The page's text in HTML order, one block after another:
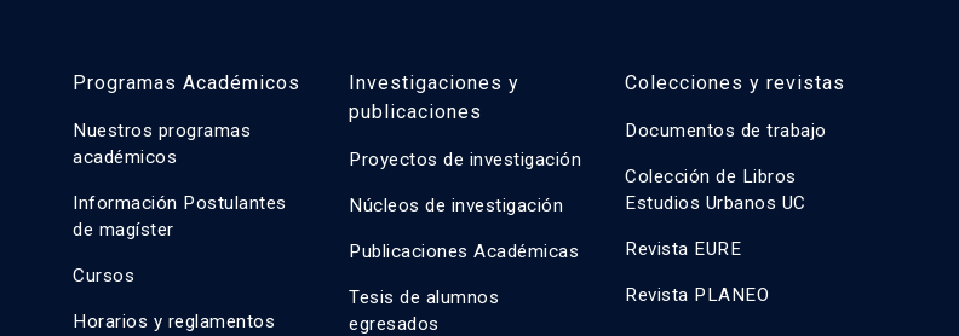
Programas Académicos
Nuestros programas
académicos
Información Postulantes
de magíster
Cursos
Horarios y reglamentos
Investigaciones y
publicaciones
Proyectos de investigación
Núcleos de investigación
Publicaciones Académicas
Tesis de alumnos
egresados
Colecciones y revistas
Documentos de trabajo
Colección de Libros
Estudios Urbanos UC
Revista EURE
Revista PLANEO